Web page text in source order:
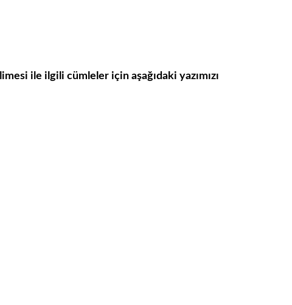
ile ilgili cümleler için aşağıdaki yazımızı